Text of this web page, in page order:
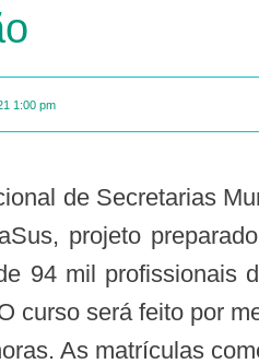
1:00 pm
projeto
94 mil profissionais
curso será feito por
As matrículas